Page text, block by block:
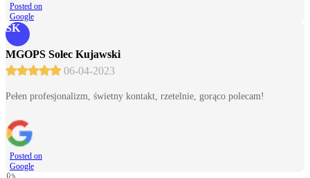
Posted on
Google
SK
MGOPS Solec Kujawski
06-04-2023
Pełen profesjonalizm, świetny kontakt, rzetelnie, gorąco polecam!
Posted on
Google